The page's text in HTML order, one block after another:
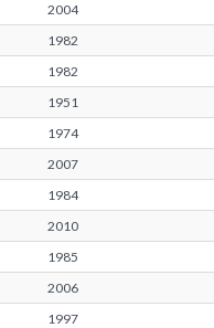
2004
1982
1982
1951
1974
2007
1984
2010
1985
2006
1997